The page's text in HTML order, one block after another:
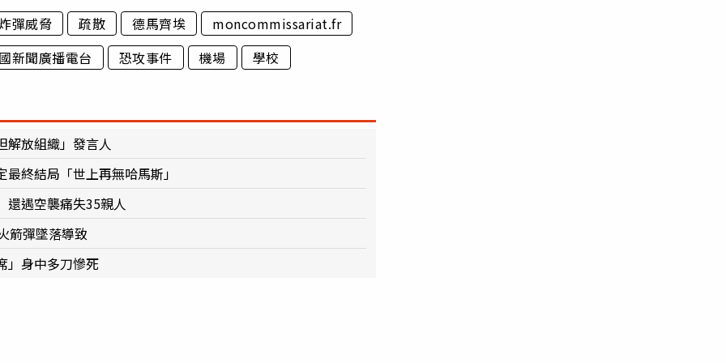
彈威脅 疏散 德馬齊埃
moncommissariat.fr
新聞廣播電台
恐攻事件 機場 學校
放組織」發言人
終結局「世上再無哈馬斯」
遇空襲痛失35親人
箭彈墜落導致
」身中多刀慘死